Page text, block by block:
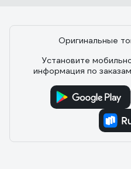
Оригинальные
Установите
информация по